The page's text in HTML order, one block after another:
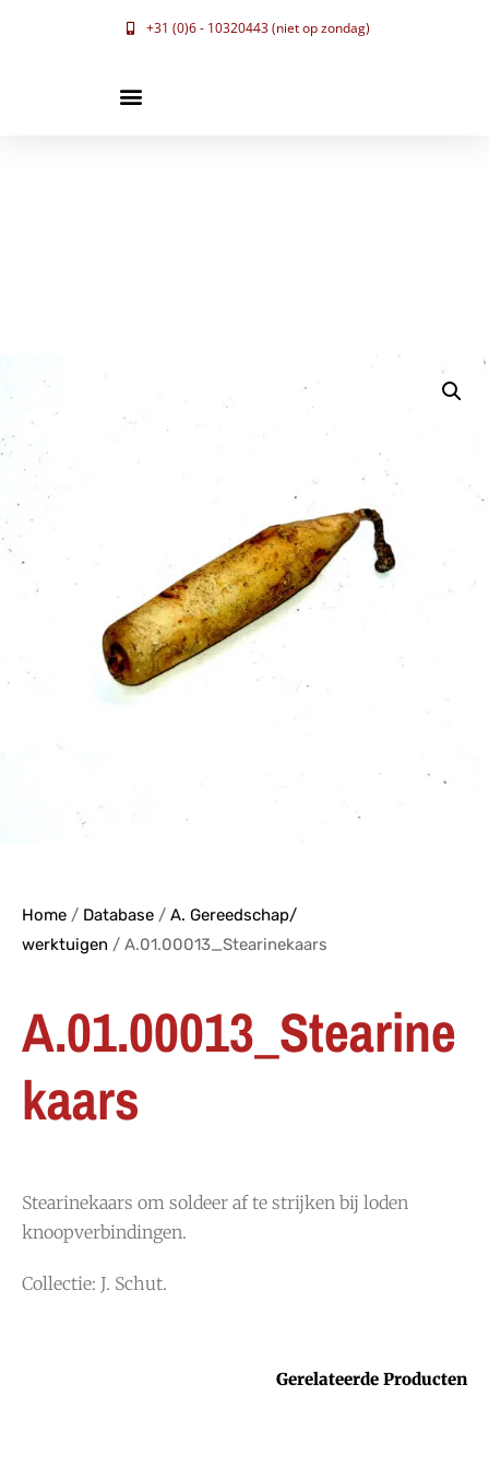
+31 (0)6 - 10320443 (niet op zondag)
Home / Database / A. Gereedschap/
werktuigen / A.01.00013_Stearinekaars
A.01.00013_Stearine
kaars
Stearinekaars om soldeer af te strijken bij loden
knoopverbindingen.
Collectie: J. Schut.
Gerelateerde Producten